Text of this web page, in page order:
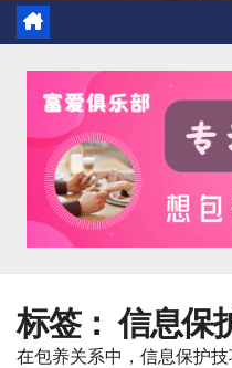
标签：信息保
在包养关系中，信息保护